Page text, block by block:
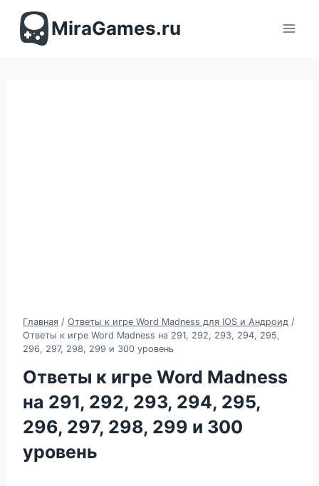
содержимомуMiraGames.ru
Главная / Ответы к игре Word Madness для IOS и Андроид /
Ответы к игре Word Madness на 291, 292, 293, 294, 295,
296, 297, 298, 299 и 300 уровень
Ответы к игре Word Madness
на 291, 292, 293, 294, 295,
296, 297, 298, 299 и 300
уровень